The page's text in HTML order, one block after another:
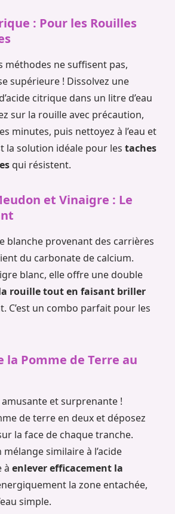
: Pour les Rouilles
méthodes ne suffisent pas,
supérieure ! Dissolvez une
citrique dans un litre d’eau
sur la rouille avec précaution,
minutes, puis nettoyez à l’eau et
la solution idéale pour les taches
qui résistent.
et Vinaigre : Le
blanche provenant des carrières
du carbonate de calcium.
blanc, elle offre une double
rouille tout en faisant briller
C’est un combo parfait pour les
la Pomme de Terre au
et surprenante !
de terre en deux et déposez
la face de chaque tranche.
similaire à l’acide
à enlever efficacement la
la zone entachée,
simple.